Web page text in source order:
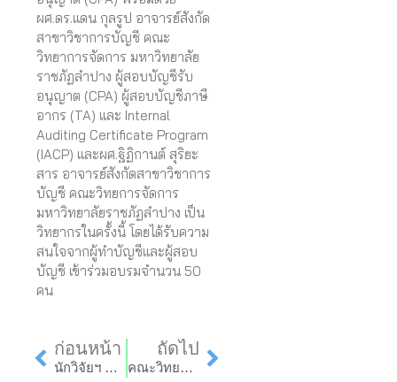
ผศ.ดร.แดน กุลรูป อาจารย์สังกัด
สาขาวิชาการบัญชี คณะ
วิทยาการจัดการ มหาวิทยาลัย
ราชภัฏลำปาง ผู้สอบบัญชีรับ
อนุญาต (CPA) ผู้สอบบัญชีภาษี
อากร (TA) และ Internal
Auditing Certificate Program
(IACP) และผศ.ฐิฏิกานต์ สุริยะ
สาร อาจารย์สังกัดสาขาวิชาการ
บัญชี คณะวิทยการจัดการ
มหาวิทยาลัยราชภัฏลำปาง เป็น
วิทยากรในครั้งนี้ โดยได้รับความ
สนใจจากผู้ทำบัญชีและผู้สอบ
บัญชี เข้าร่วมอบรมจำนวน 50
คน
Prev
ก่อนหน้า
นักวิจัยฯ มร.ลป. ร่วมโครงการอบรมฝึกปฏิบัติการ ประเมินผลกระทบทางสังคมกับงานพัฒนา (SIA) และประเมินผลตอบแทนทางสังคมจากการลงทุน (SIROI) ขั้นกลาง
ถัดไป
คณะวิทยาการจัดการ มร.ลป. จัดกิจกรรมอบรมเสริมสร้างความรู้เบื้องต้น เรื่องเอชไอวี/เอดส์ โรคติดต่อทางเพศสัมพันธ์
Next